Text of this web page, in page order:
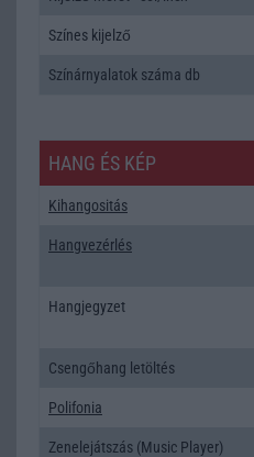
Színes kijelző
Színárnyalatok száma db
HANG ÉS KÉP
Kihangositás
Hangvezérlés
Hangjegyzet
Csengőhang letöltés
Polifonia
Zenelejátszás (Music Player)